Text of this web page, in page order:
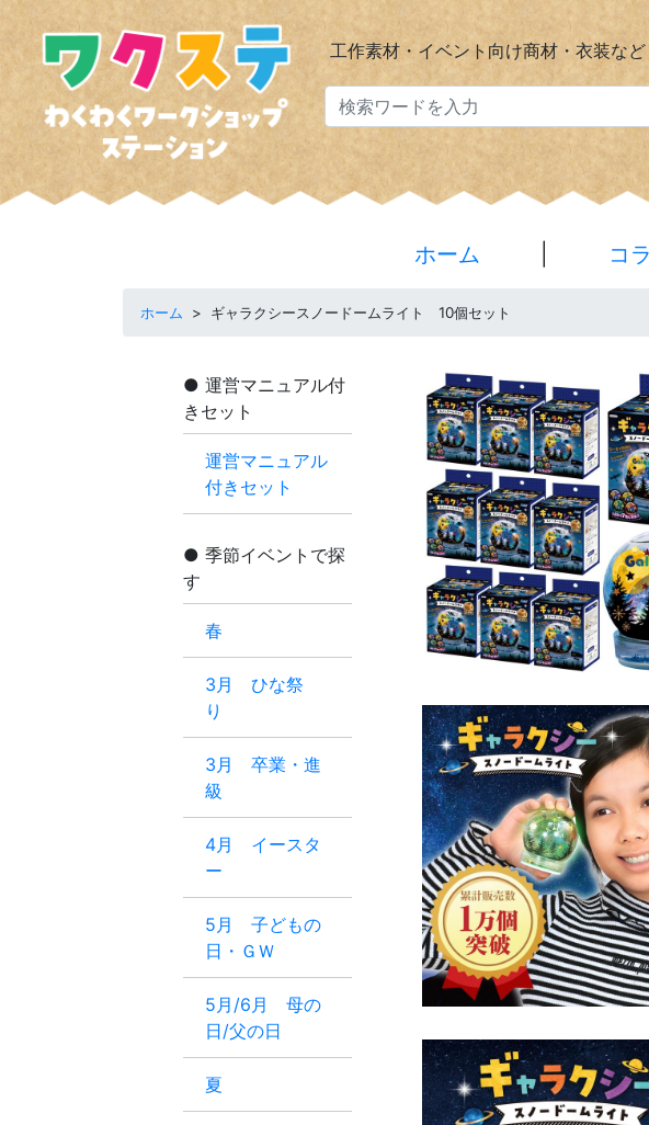
工作素材・イベント向け商材・衣装など
ホーム コ
ホーム > ギャラクシースノードームライト 10個セット
運営マニュアル付
きセット
運営マニュアル
付きセット
季節イベントで探
す
春
3月 ひな祭
り
3月 卒業・進
級
4月 イースタ
ー
5月 子どもの
日・ＧＷ
5月/6月 母の
日/父の日
夏